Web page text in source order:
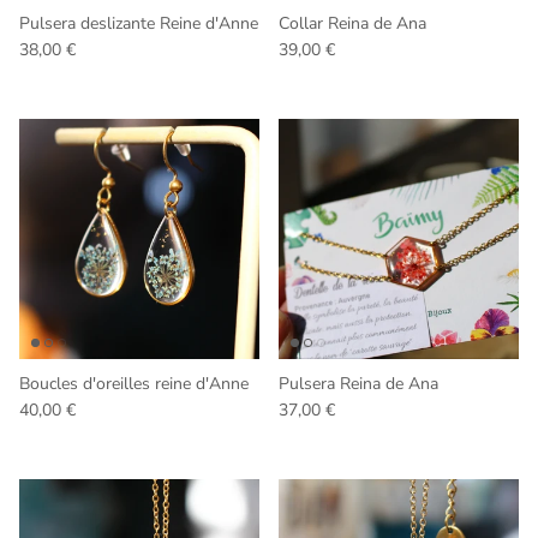
Pulsera deslizante Reine d'Anne
Precio normal
38,00 €
Collar Reina de Ana
Precio normal
39,00 €
Boucles d'oreilles reine d'Anne
Precio normal
40,00 €
Pulsera Reina de Ana
Precio normal
37,00 €